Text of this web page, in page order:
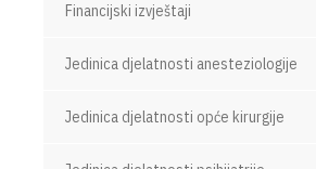
Financijski izvještaji
Jedinica djelatnosti anesteziologije
Jedinica djelatnosti opće kirurgije